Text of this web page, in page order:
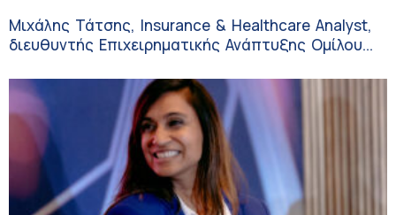
Μιχάλης Τάτσης, Insurance & Healthcare Analyst,
διευθυντής Επιχειρηματικής Ανάπτυξης Ομίλου